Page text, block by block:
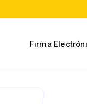
Firma